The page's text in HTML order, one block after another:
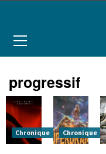
Menu
progressif
Chronique Chronique